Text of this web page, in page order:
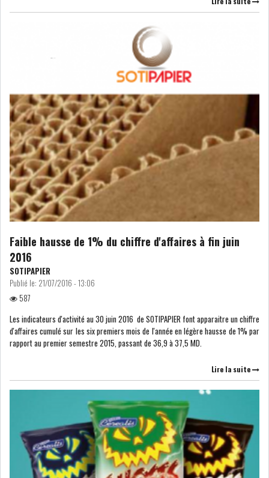
LE PÉTROLE SE STABILISE
SOUS LES 80 DOLL...
DANS UNE ÈRE DE FAIBLE
CROISSANCE, L...
INTERVIEWS
TUSTEX PLUS
Faible hausse de 1% du chiffre d'affaires à fin juin
2016
SOTIPAPIER
Publié le: 21/07/2016 - 13:06
587
Les indicateurs d'activité au 30 juin 2016 de SOTIPAPIER font apparaitre un chiffre
d'affaires cumulé sur les six premiers mois de l'année en légère hausse de 1% par
rapport au premier semestre 2015, passant de 36,9 à 37,5 MD.
Lire la suite